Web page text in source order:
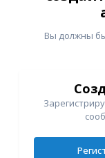
Вы должны